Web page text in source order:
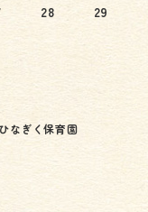
28
29
なぎく保育園